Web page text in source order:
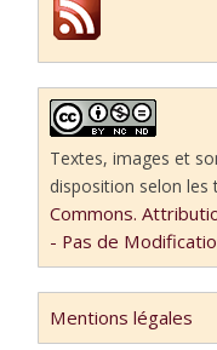
Textes, images et
disposition selon
Commons.
- Pas de
Mentions légales